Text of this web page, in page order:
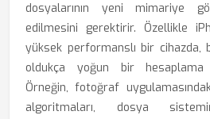
dosyalarının yeni mimariye
edilmesini gerektirir. Özellikle
yüksek performanslı bir cihazda,
oldukça yoğun bir hesaplama
Örneğin, fotoğraf
algoritmaları, dosya